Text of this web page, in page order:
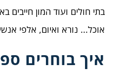
בתי חולים ועוד המון
אוכל... נורא ואיום, אלפי
איך בוחרים